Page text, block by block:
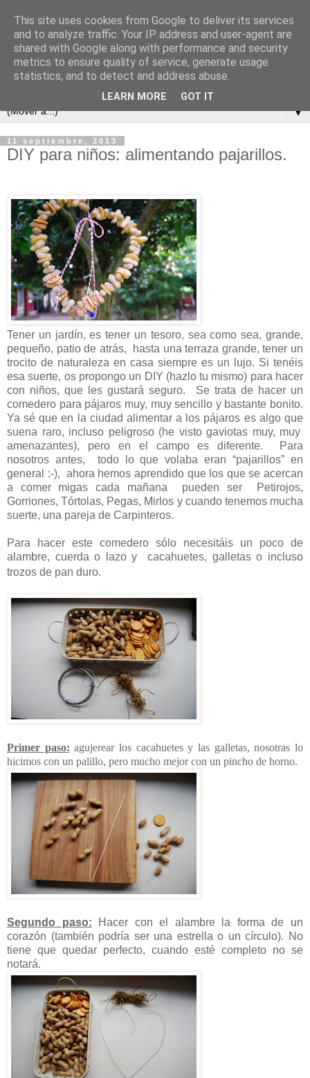
▼
11 septiembre, 2013
DIY para niños: alimentando pajarillos.
Tener un jardín, es tener un tesoro, sea como sea, grande,
pequeño, patio de atrás, hasta una terraza grande, tener un
trocito de naturaleza en casa siempre es un lujo. Si tenéis
esa suerte, os propongo un DIY (hazlo tu mismo) para hacer
con niños, que les gustará seguro. Se trata de hacer un
comedero para pájaros muy, muy sencillo y bastante bonito.
Ya sé que en la ciudad alimentar a los pájaros es algo que
suena raro, incluso peligroso (he visto gaviotas muy, muy
amenazantes), pero en el campo es diferente. Para
nosotros antes, todo lo que volaba eran “pajarillos” en
general
:-), ahora hemos aprendido que los que se acercan
a comer migas cada mañana pueden ser Petirojos,
Gorriones, Tórtolas, Pegas, Mirlos y cuando tenemos mucha
suerte, una pareja de Carpinteros.
Para hacer este comedero sólo necesitáis un poco de
alambre, cuerda o lazo y cacahuetes, galletas o incluso
trozos de pan duro.
Primer paso: agujerear los cacahuetes y las galletas, nosotras lo
hicimos con un palillo, pero mucho mejor con un pincho de horno.
Segundo paso: Hacer con el alambre la forma de un
corazón (también podría ser una estrella o un círculo). No
tiene que quedar perfecto, cuando esté completo no se
notará.
This site uses cookies from Google to deliver its services
and to analyze traffic. Your IP address and user-agent are
shared with Google along with performance and security
metrics to ensure quality of service, generate usage
statistics, and to detect and address abuse.
LEARN MORE GOT IT